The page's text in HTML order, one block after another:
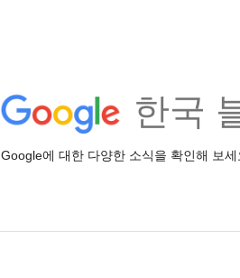
한국
Google에 대한 다양한 소식을 확인해 보세